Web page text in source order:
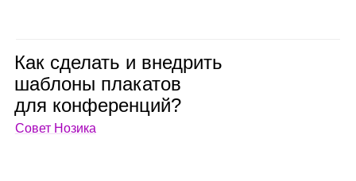
Как сде­лать и внед­рить
шаб­лоны пла­ка­тов
для кон­фе­рен­ций?
Совет Нозика